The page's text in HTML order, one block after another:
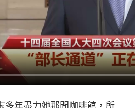
多年盡力她那間咖啡館，所